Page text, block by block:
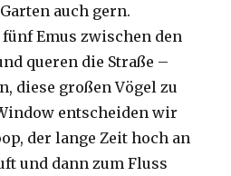
auch gern.
Emus zwischen den
queren die Straße –
diese großen Vögel zu
entscheiden wir
der lange Zeit hoch an
und dann zum Fluss